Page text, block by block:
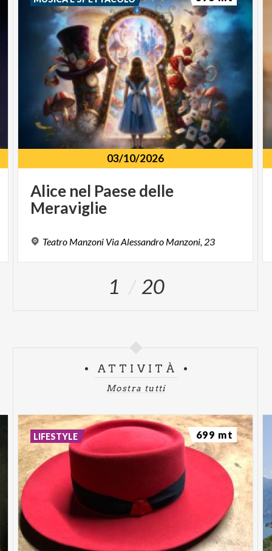
Giovedì 23 aprile 2026
Alessandro d’Avenia – “L’appello”
Una classe di adolescenti difficili, da accozzaglia di
strumenti isolati diventa un'orchestra diretta da un
maestro cieco. Insegnante e ragazzi scopriranno
insieme che le voci stonate del mondo sono tutte
legate da un unico respiro.
03/10/2026
Alice nel Paesedelle
Meraviglie
Teatro Manzoni ViaAlessandro Manzoni, 23
1 20
ATTIVITÀ
Mostra tutti
LIFESTYLE 699 mt